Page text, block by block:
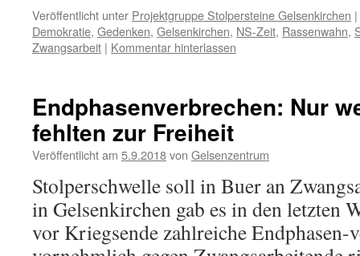
Veröffentlicht unter Projektgruppe Stolpersteine Gelsenkirchen |
Demokratie, Gedenken, Gelsenkirchen, NS-Zeit, Rassenwahn,
Zwangsarbeit | Kommentar hinterlassen
Endphasenverbrechen: Nur
fehlten zur Freiheit
Veröffentlicht am 5.9.2018von Gelsenzentrum
Stolperschwelle soll in Buer an
in Gelsenkirchen gab es in den letzten
vor Kriegsende zahlreiche Endphasen-